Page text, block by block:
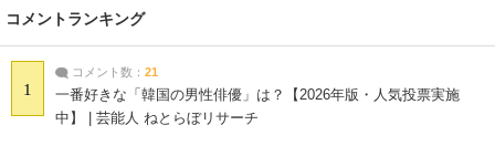
コメントランキング
1
コメント数： 21
一番好きな「韓国の男性俳優」は？【2026年版・人気投票実施
中】 | 芸能人 ねとらぼリサーチ